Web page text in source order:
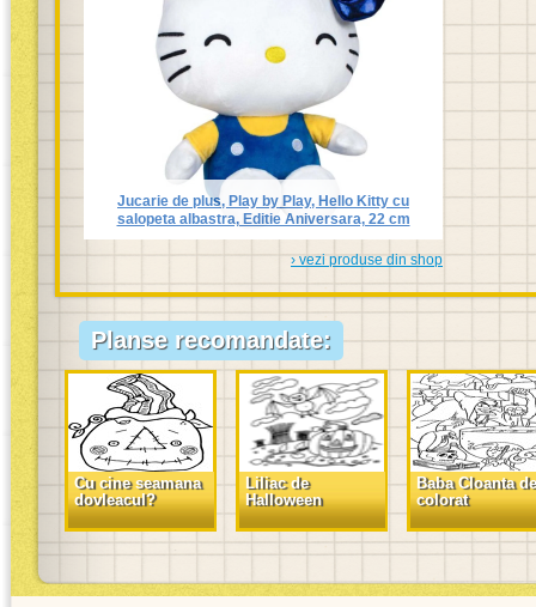
Jucarie de plus, Play by Play, Hello Kitty cu
salopeta albastra, Editie Aniversara, 22 cm
› vezi produse din shop
Planse recomandate:
Cu cine seamana
dovleacul?
Liliac de
Halloween
Baba Cloanta de
colorat